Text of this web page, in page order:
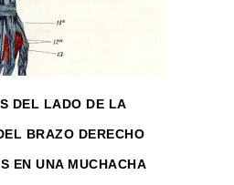
DEL LADO DE LA
BRAZO DERECHO
EN UNA MUCHACHA